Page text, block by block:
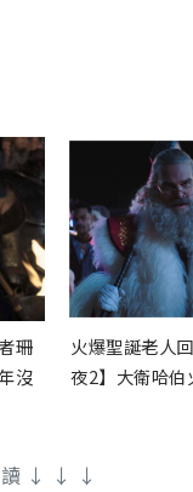
珊
沒
火爆聖誕老人
夜2】大衛哈伯
讀 ↓ ↓ ↓